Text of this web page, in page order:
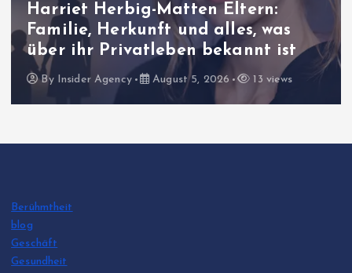
Harriet Herbig-Matten Eltern:
Familie, Herkunft und alles, was
über ihr Privatleben bekannt ist
By Insider Agency August 5, 2026 13 views
Berühmtheit
blog
Geschäft
Gesundheit